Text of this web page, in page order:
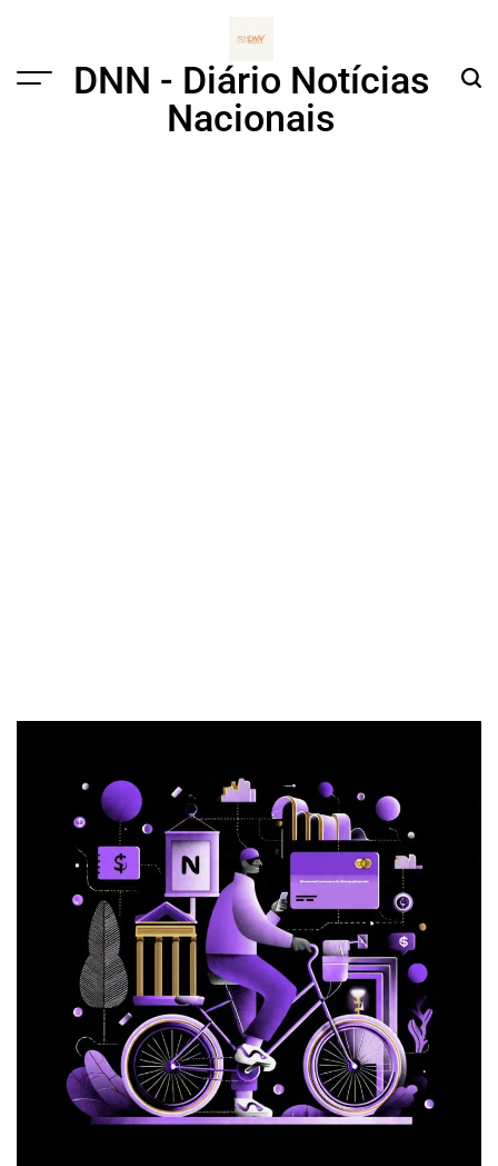
Menu
DNN - Diário Notícias
Nacionais